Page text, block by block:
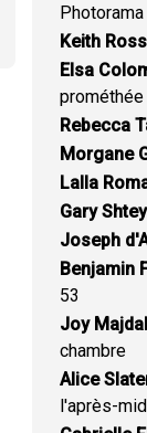
Photorama
Keith
Elsa
Rebecca
Morgane
Lalla
Gary
Joseph
Benjamin
53
Joy
chambre
Alice
l'après-